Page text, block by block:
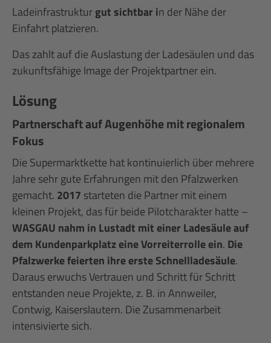
Ladeinfrastrukturgut sichtbar in der Nähe der
Einfahrt platzieren.
Das zahlt auf die Auslastung der Ladesäulen und das
zukunftsfähige Image der Projektpartner ein.
Lösung
Partnerschaft auf Augenhöhe mit regionalem
Fokus
Die Supermarktkette hat kontinuierlich über mehrere
Jahre sehr gute Erfahrungen mit den Pfalzwerken
gemacht. 2017 starteten die Partner mit einem
kleinen Projekt, das für beide Pilotcharakter hatte –
WASGAU nahm in Lustadt mit einer Ladesäule auf
dem Kundenparkplatz eine Vorreiterrolle ein. Die
Pfalzwerke feierten ihre erste Schnellladesäule.
Daraus erwuchs Vertrauen und Schritt für Schritt
entstanden neue Projekte, z. B. in Annweiler,
Contwig, Kaiserslautern. Die Zusammenarbeit
intensivierte sich.